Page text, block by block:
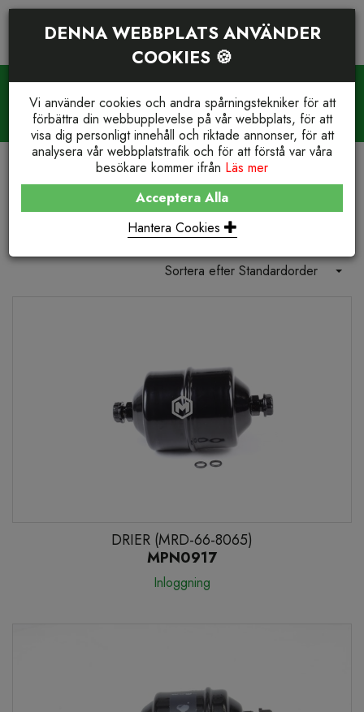
WE STOCK IT. YOU GET IT.
Reservdelar och support +46(0)23-77 66 210
REFRIGERATION
THERMO KING® REPLACEMENT
Thermo King® Replacement
Sortera efter Standardorder
DRIER (MRD-66-8065)
MPN0917
Inloggning
DENNA WEBBPLATS ANVÄNDER
COOKIES 🍪
Vi använder cookies och andra spårningstekniker för att
förbättra din webbupplevelse på vår webbplats, för att
visa dig personligt innehåll och riktade annonser, för att
analysera vår webbplatstrafik och för att förstå var våra
besökare kommer ifrån Läs mer
Acceptera Alla
Hantera Cookies